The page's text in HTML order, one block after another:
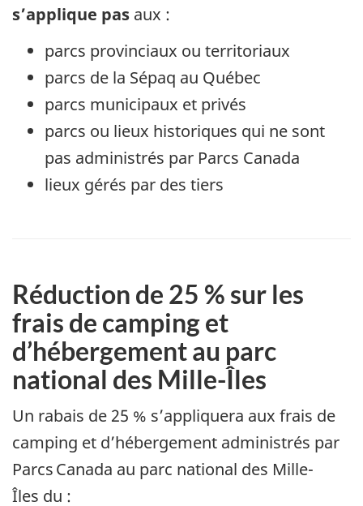
s’applique pas aux :
parcs provinciaux ou territoriaux
parcs de la Sépaq au Québec
parcs municipaux et privés
parcs ou lieux historiques qui ne sont
pas administrés par Parcs Canada
lieux gérés par des tiers
Réduction de 25 % sur les
frais de camping et
d’hébergement au parc
national des Mille-Îles
Un rabais de 25 % s’appliquera aux frais de
camping et d’hébergement administrés par
Parcs Canada au parc national des Mille-
Îles du :